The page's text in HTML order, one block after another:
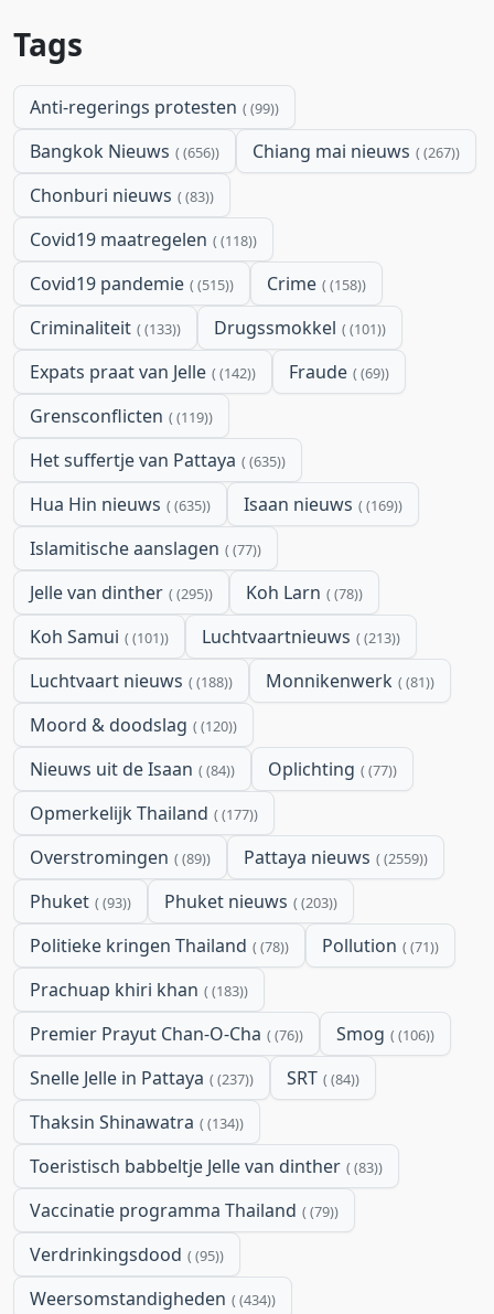
Tags
Anti-regerings protesten (99)
Bangkok Nieuws (656) Chiang mai nieuws (267)
Chonburi nieuws (83)
Covid19 maatregelen (118)
Covid19 pandemie (515) Crime (158)
Criminaliteit (133) Drugssmokkel (101)
Expats praat van Jelle (142) Fraude (69)
Grensconflicten (119)
Het suffertje van Pattaya (635)
Hua Hin nieuws (635) Isaan nieuws (169)
Islamitische aanslagen (77)
Jelle van dinther (295) Koh Larn (78)
Koh Samui (101) Luchtvaartnieuws (213)
Luchtvaart nieuws (188) Monnikenwerk (81)
Moord & doodslag (120)
Nieuws uit de Isaan (84) Oplichting (77)
Opmerkelijk Thailand (177)
Overstromingen (89) Pattaya nieuws (2559)
Phuket (93) Phuket nieuws (203)
Politieke kringen Thailand (78) Pollution (71)
Prachuap khiri khan (183)
Premier Prayut Chan-O-Cha (76) Smog (106)
Snelle Jelle in Pattaya (237) SRT (84)
Thaksin Shinawatra (134)
Toeristisch babbeltje Jelle van dinther (83)
Vaccinatie programma Thailand (79)
Verdrinkingsdood (95)
Weersomstandigheden (434)